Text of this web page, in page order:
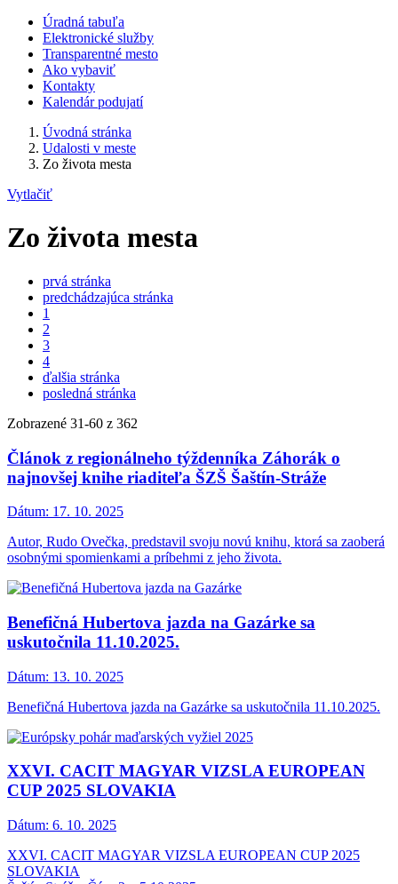
Úradná tabuľa
Elektronické služby
Transparentné mesto
Ako vybaviť
Kontakty
Kalendár podujatí
Úvodná stránka
Udalosti v meste
Zo života mesta
Vytlačiť
Zo života mesta
prvá stránka
predchádzajúca stránka
1
2
3
4
ďalšia stránka
posledná stránka
Zobrazené 31-60 z 362
Článok z regionálneho týždenníka Záhorák o
najnovšej knihe riaditeľa ŠZŠ Šaštín-Stráže
Dátum: 17. 10. 2025
Autor, Rudo Ovečka, predstavil svoju novú knihu, ktorá sa zaoberá
osobnými spomienkami a príbehmi z jeho života.
Benefičná Hubertova jazda na Gazárke sa
uskutočnila 11.10.2025.
Dátum: 13. 10. 2025
Benefičná Hubertova jazda na Gazárke sa uskutočnila 11.10.2025.
XXVI. CACIT MAGYAR VIZSLA EUROPEAN
CUP 2025 SLOVAKIA
Dátum: 6. 10. 2025
XXVI. CACIT MAGYAR VIZSLA EUROPEAN CUP 2025
SLOVAKIA